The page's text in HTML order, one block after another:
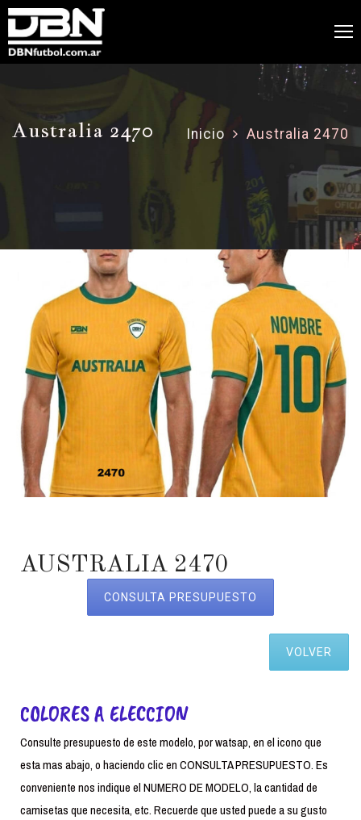
Australia 2470 Inicio Australia 2470
AUSTRALIA 2470
CONSULTA PRESUPUESTO
VOLVER
COLORES A ELECCION
Consulte presupuesto de este modelo, por watsap, en el icono que
esta mas abajo, o haciendo clic en CONSULTA PRESUPUESTO. Es
conveniente nos indique el NUMERO DE MODELO, la cantidad de
camisetas que necesita, etc. Recuerde que usted puede a su gusto